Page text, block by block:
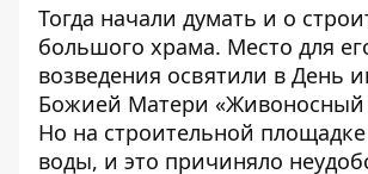
Тогда начали думать и о
большого храма. Место для
возведения освятили в День
Божией Матери «Живоносный
Но на строительной
воды, и это причиняло